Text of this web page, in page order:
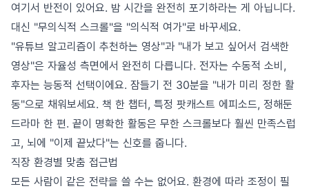
여기서 반전이 있어요. 밤 시간을 완전히 포기하라는 게 아닙니다.
대신 "무의식적 스크롤"을 "의식적 여가"로 바꾸세요.
"유튜브 알고리즘이 추천하는 영상"과 "내가 보고 싶어서 검색한
영상"은 자율성 측면에서 완전히 다릅니다. 전자는 수동적 소비,
후자는 능동적 선택이에요. 잠들기 전 30분을 "내가 미리 정한 활
동"으로 채워보세요. 책 한 챕터, 특정 팟캐스트 에피소드, 정해둔
드라마 한 편. 끝이 명확한 활동은 무한 스크롤보다 훨씬 만족스럽
고, 뇌에 "이제 끝났다"는 신호를 줍니다.
직장 환경별 맞춤 접근법
모든 사람이 같은 전략을 쓸 수는 없어요. 환경에 따라 조정이 필